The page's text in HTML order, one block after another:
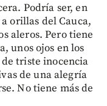
Podría ser, en
orillas del Cauca,
aleros. Pero tiene
unos ojos en los
triste inocencia
de una alegría
No tiene más de